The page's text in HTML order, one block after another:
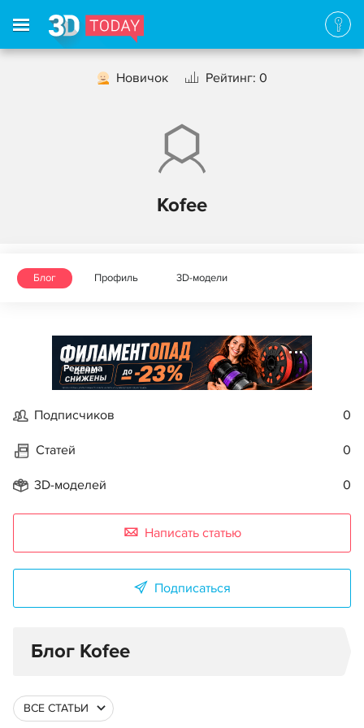
Новичок Рейтинг: 0
Kofee
Блог Профиль 3D-модели
Реклама
Подписчиков 0
Статей 0
3D-моделей 0
Написать статью
Подписаться
Блог Kofee
ВСЕ СТАТЬИ